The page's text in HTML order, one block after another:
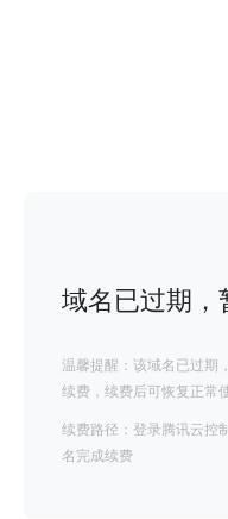
域名已过期，
温馨提醒：该域名已过期
续费，续费后可恢复正常
续费路径：登录腾讯云控
名完成续费